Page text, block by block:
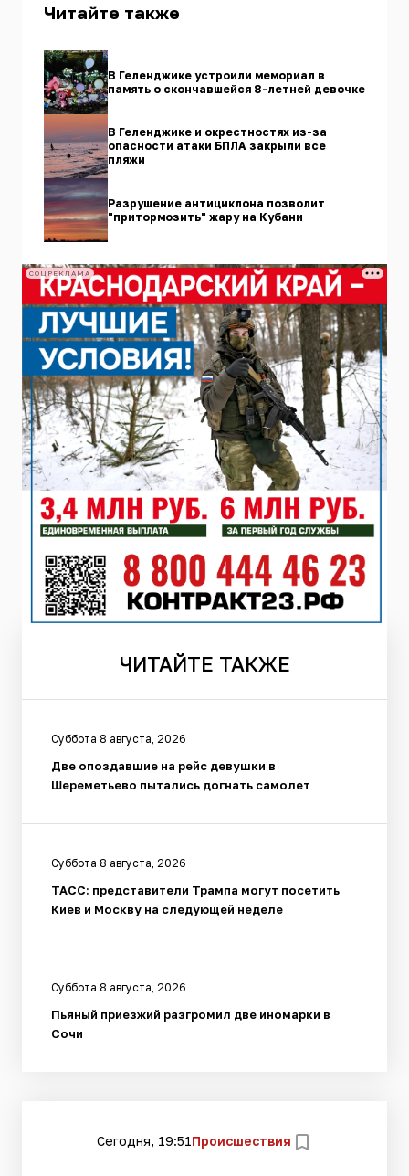
Читайте также
В Геленджике устроили мемориал в
память о скончавшейся 8-летней девочке
В Геленджике и окрестностях из-за
опасности атаки БПЛА закрыли все
пляжи
Разрушение антициклона позволит
"притормозить" жару на Кубани
СОЦРЕКЛАМА
ЧИТАЙТЕ ТАКЖЕ
Суббота 8 августа, 2026
Две опоздавшие на рейс девушки в
Шереметьево пытались догнать самолет
Суббота 8 августа, 2026
ТАСС: представители Трампа могут посетить
Киев и Москву на следующей неделе
Суббота 8 августа, 2026
Пьяный приезжий разгромил две иномарки в
Сочи
Сегодня, 19:51Происшествия